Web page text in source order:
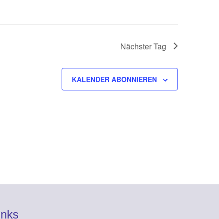
Nächster Tag
KALENDER ABONNIEREN